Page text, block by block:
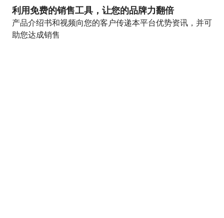
利用免费的销售工具，让您的品牌力翻倍
产品介绍书和视频向您的客户传递本平台优势资讯，并可
助您达成销售